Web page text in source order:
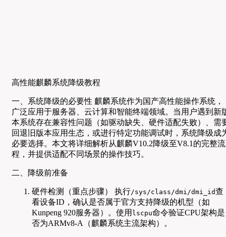
高性能麒麟系统降级教程
一、系统降级的必要性 麒麟系统作为国产高性能操作系统，
广泛应用于服务器、云计算和智能终端领域。当用户遇到新
本系统存在兼容性问题（如驱动缺失、硬件适配失败）、需
回退旧版本应用生态，或进行特定功能调试时，系统降级成
必要选择。本文将详细解析从麒麟V10.2降级至V8.1的完整流
程，并提供适配不同场景的操作技巧。
二、降级前准备
硬件检测（重点步骤） 执行/sys/class/dmi/dmi_id查
看设备ID，确认是否属于官方支持降级的机型（如
Kunpeng 920服务器）。使用 lscpu命令验证CPU架构是
否为ARMv8-A（麒麟系统主流架构）。